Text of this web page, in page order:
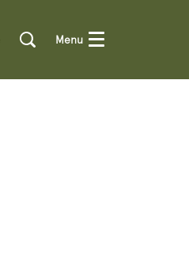
Menu